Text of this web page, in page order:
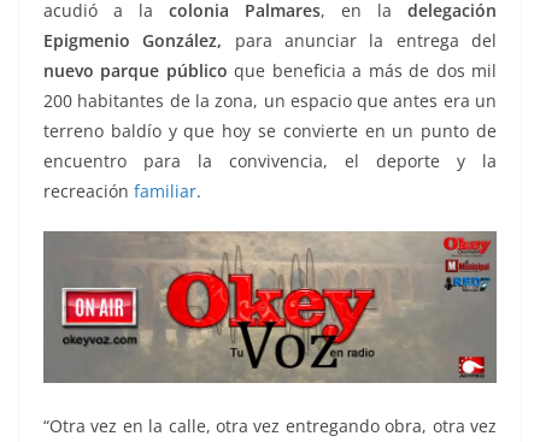
acudió a la colonia Palmares, en la delegación
Epigmenio González, para anunciar la entrega del
nuevo parque público que beneficia a más de dos mil
200 habitantes de la zona, un espacio que antes era un
terreno baldío y que hoy se convierte en un punto de
encuentro para la convivencia, el deporte y la
recreación familiar.
“Otra vez en la calle, otra vez entregando obra, otra vez